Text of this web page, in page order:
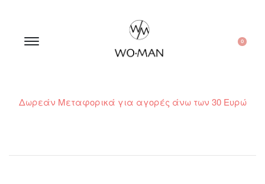
0
Δωρεάν Μεταφορικά για αγορές άνω των 30 Ευρώ